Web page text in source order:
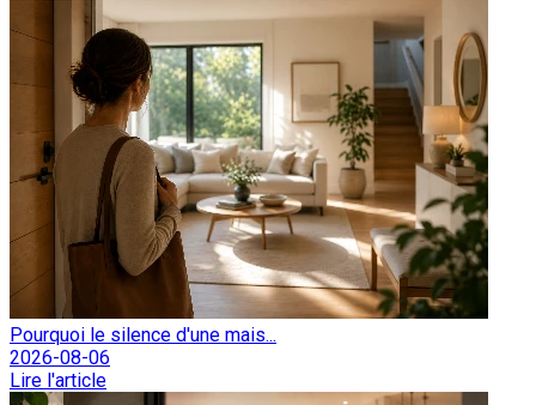
Pourquoi le silence d'une mais...
2026-08-06
Lire l'article